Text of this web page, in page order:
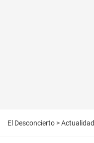
El Desconcierto >Actualidad